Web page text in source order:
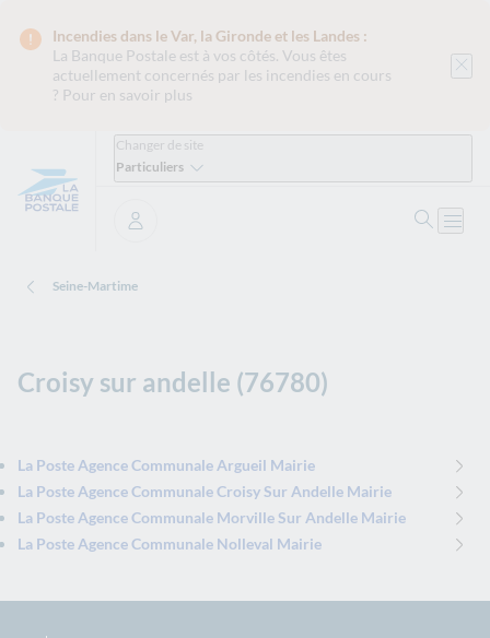
Incendies dans le Var, la Gironde et les Landes :
La Banque Postale est à vos côtés. Vous êtes
actuellement concernés par les incendies en cours
? Pour en savoir plus
Changer de site
Particuliers
Se connecter
Seine-Martime
Croisy sur andelle (76780)
La Poste Agence Communale Argueil Mairie
La Poste Agence Communale Croisy Sur Andelle Mairie
La Poste Agence Communale Morville Sur Andelle Mairie
La Poste Agence Communale Nolleval Mairie